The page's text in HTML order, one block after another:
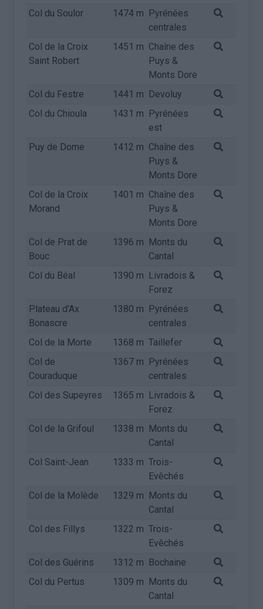
Col du Soulor
1474 m Pyrénées
centrales
Col de la Croix
Saint Robert
1451 m Chaîne des
Puys &
Monts Dore
Col du Festre
1441 m Devoluy
Col du Chioula
1431 m Pyrénées
est
Puy de Dome
1412 m Chaîne des
Puys &
Monts Dore
Col de la Croix
Morand
1401 m Chaîne des
Puys &
Monts Dore
Col de Prat de
Bouc
1396 m Monts du
Cantal
Col du Béal
1390 m Livradois &
Forez
Plateau d'Ax
Bonascre
1380 m Pyrénées
centrales
Col de la Morte
1368 m Taillefer
Col de
Couraduque
1367 m Pyrénées
centrales
Col des Supeyres
1365 m Livradois &
Forez
Col de la Grifoul
1338 m Monts du
Cantal
Col Saint-Jean
1333 m Trois-
Evêchés
Col de la Molède
1329 m Monts du
Cantal
Col des Fillys
1322 m Trois-
Evêchés
Col des Guérins
1312 m Bochaine
Col du Pertus
1309 m Monts du
Cantal